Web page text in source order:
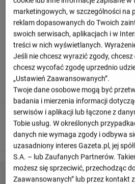
Relacja z meczu
Odśwież
90+ 9'
To już wszystko! Sędzia
Francesco Conti otrzymuje żółtą
marketingowych, w szczególności na
reklam dopasowanych do Twoich
swoich serwisach, aplikacjach i w
treści w nich wyświetlanych.
Jeśli nie chcesz wyrazić zgody,
chcesz wycofać zgodę uprzednio
„Ustawień Zaawansowanych”.
Twoje dane osobowe mogą być
badania i mierzenia informacji
serwisów i aplikacji lub łączone z
Tobie usług. W określonych
danych nie wymaga zgody i odbywa
uzasadniony interes Gazeta.pl, jej
S.A. – lub Zaufanych Partnerów.
możesz się sprzeciwić, przechodząc
Zaawansowanych” lub przez kontakt